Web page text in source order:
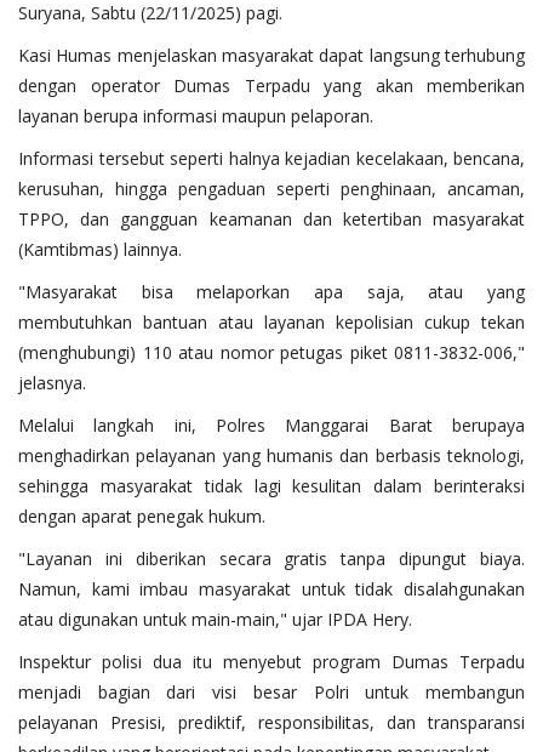
Suryana, Sabtu (22/11/2025) pagi.
Kasi Humas menjelaskan masyarakat dapat langsung terhubung
dengan operator Dumas Terpadu yang akan memberikan
layanan berupa informasi maupun pelaporan.
Informasi tersebut seperti halnya kejadian kecelakaan, bencana,
kerusuhan, hingga pengaduan seperti penghinaan, ancaman,
TPPO, dan gangguan keamanan dan ketertiban masyarakat
(Kamtibmas) lainnya.
"Masyarakat bisa melaporkan apa saja, atau yang
membutuhkan bantuan atau layanan kepolisian cukup tekan
(menghubungi) 110 atau nomor petugas piket 0811-3832-006,"
jelasnya.
Melalui langkah ini, Polres Manggarai Barat berupaya
menghadirkan pelayanan yang humanis dan berbasis teknologi,
sehingga masyarakat tidak lagi kesulitan dalam berinteraksi
dengan aparat penegak hukum.
"Layanan ini diberikan secara gratis tanpa dipungut biaya.
Namun, kami imbau masyarakat untuk tidak disalahgunakan
atau digunakan untuk main-main," ujar IPDA Hery.
Inspektur polisi dua itu menyebut program Dumas Terpadu
menjadi bagian dari visi besar Polri untuk membangun
pelayanan Presisi, prediktif, responsibilitas, dan transparansi